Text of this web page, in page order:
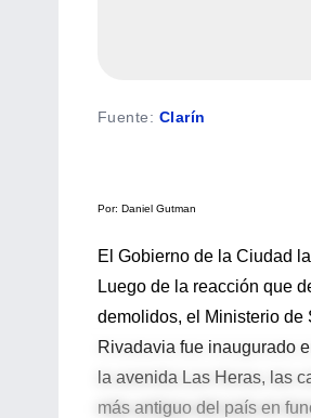
Fuente: Clarín
Por: Daniel Gutman
El Gobierno de la Ciudad
Luego de la reacción que
demolidos, el Ministerio de
Rivadavia fue inaugurado
la avenida Las Heras, las
más antiguo del país en